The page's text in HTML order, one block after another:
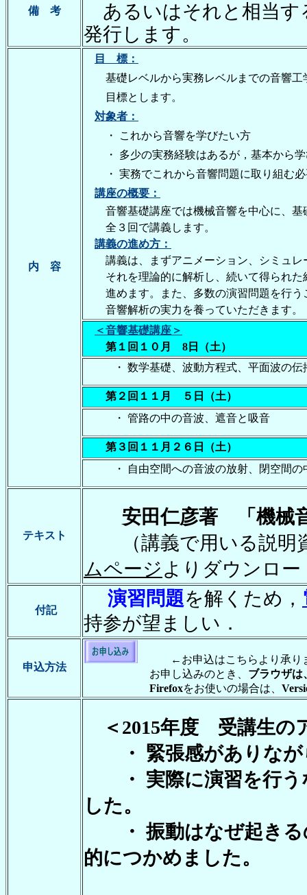
備 考
あるいはそれと相当す
発行します。
内 容
目 標：
基礎レベルから実務レベルまでの音響工
目標とします。
対象者：
・ これから音響を学びたい方
・ 多少の実務経験はあるが，基本から学
・ 実務でこれから音響問題に取り組む必
講座の概要：
音響基礎講座では機械音響を中心に、基
全３回で講義します。
講義の進め方：
講義は、まずアニメーション、シミュレ
それを理論的に解析し、続いて得られた
進めます。また、多数の演習問題を行う
音響解析の実力を養っていただきます。
＜音響基礎講座＞
第１回１０月 8日（土）
・ 数学基礎、波動方程式、平面波の伝
第２回１１月 ５日（土）
・ 管路の中の音波、遮音と吸音
第３回１１月２６日（土）
・ 自由空間への音波の放射、閉空間の
テキスト
安田仁彦著 「機械音
（講義で用いる説明
ムページよりダウンロー
付記
演習問題を解くため，
持参が望ましい．
申込方法
←お申込はこちらより承
お申し込みのとき、 ブラウザ
Firefoxをお使いの場合は、
＜2015年度 受講生の
・ 緊張感がありなが
・ 実際に演習を行う
した。
・ 振動はなぜ起きる
的につかめました。